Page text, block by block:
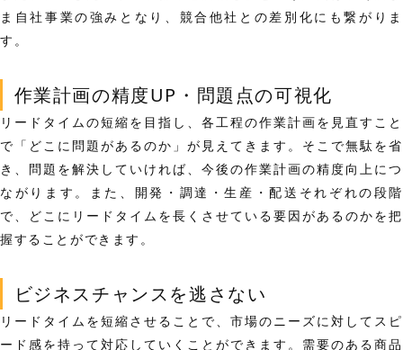
ま自社事業の強みとなり、競合他社との差別化にも繋がりま
す。
作業計画の精度UP・問題点の可視化
リードタイムの短縮を目指し、各工程の作業計画を見直すこと
で 「どこに問題があるのか」が見えてきます。そこで無駄を省
き、問題を解決していければ、今後の作業計画の精度向上につ
ながります。また、開発・調達・生産・配送それぞれの段階
で、どこにリードタイムを長くさせている要因があるのかを把
握することができます。
ビジネスチャンスを逃さない
リードタイムを短縮させることで、市場のニーズに対してスピ
ード感を持って対応していくことができます。 需要のある商品